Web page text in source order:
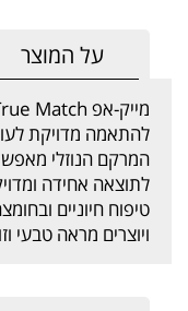
על המוצר
להתאמה מדויקת
המרקם הנוזלי
לתוצאה אחידה
טיפוח חיוניים
ויוצרים מראה טבעי